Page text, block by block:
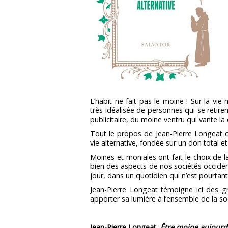
L’habit ne fait pas le moine ! Sur la vie
très idéalisée de personnes qui se
publicitaire, du moine ventru qui vante la
Tout le propos de Jean-Pierre Longeat
vie alternative, fondée sur un don total
Moines et moniales ont fait le choix de
bien des aspects de nos sociétés
jour, dans un quotidien qui n’est
Jean-Pierre Longeat témoigne ici des
apporter sa lumière à l’ensemble de la